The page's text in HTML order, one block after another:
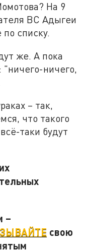
На 9
ВС Адыгеи
списку.
же. А пока
ничего,
– так,
что такого
таки будут
–
свою